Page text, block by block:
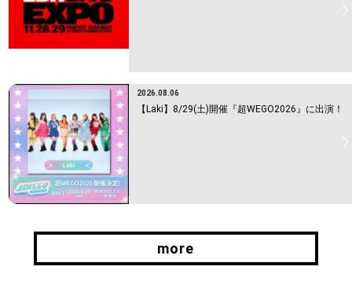
2026.08.06
【Laki】8/29(土)開催『超WEGO2026』に出演！
more